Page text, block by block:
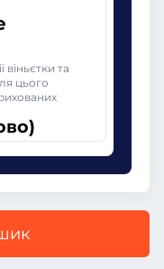
віньєтки та
цього